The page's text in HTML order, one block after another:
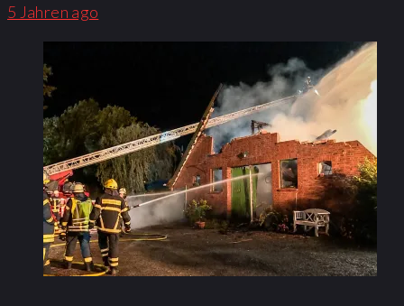
5 Jahren ago